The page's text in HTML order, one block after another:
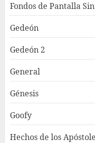
Fondos de Pantalla
Gedeón
Gedeón 2
General
Génesis
Goofy
Hechos de los